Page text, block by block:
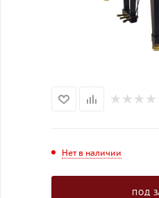
Нет в наличии
ПОД